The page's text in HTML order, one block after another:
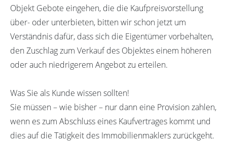
Objekt Gebote eingehen, die die Kaufpreisvorstellung
über- oder unterbieten, bitten wir schon jetzt um
Verständnis dafür, dass sich die Eigentümer vorbehalten,
den Zuschlag zum Verkauf des Objektes einem höheren
oder auch niedrigerem Angebot zu erteilen.
Was Sie als Kunde wissen sollten!
Sie müssen – wie bisher – nur dann eine Provision zahlen,
wenn es zum Abschluss eines Kaufvertrages kommt und
dies auf die Tätigkeit des Immobilienmaklers zurückgeht.